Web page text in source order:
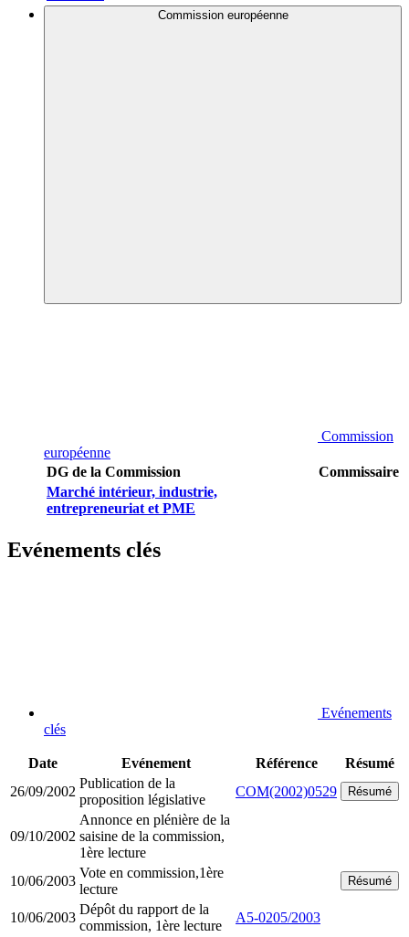
Commission européenne
Commission
européenne
DG de la Commission
Commissaire
Marché intérieur, industrie,
entrepreneuriat et PME
Evénements clés
Evénements
clés
Date Evénement Référence
Résumé
26/09/2002
Publication de la
proposition législative
COM(2002)0529 Résumé
09/10/2002
Annonce en plénière de la
saisine de la commission,
1ère lecture
10/06/2003
Vote en commission,1ère
lecture
Résumé
10/06/2003
Dépôt du rapport de la
commission, 1ère lecture
A5-0205/2003